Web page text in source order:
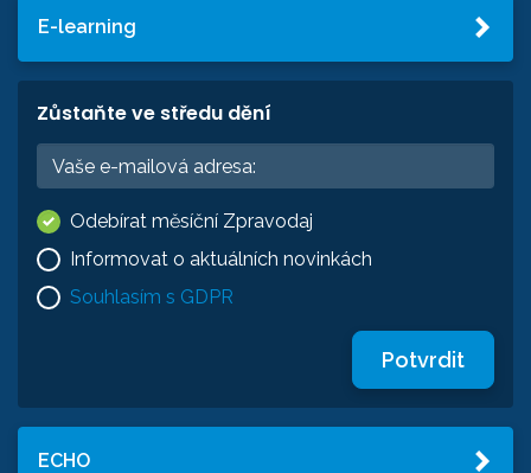
E-learning
Zůstaňte ve středu dění
Odebírat měsíční Zpravodaj
Informovat o aktuálních novinkách
Souhlasím s GDPR
Potvrdit
ECHO